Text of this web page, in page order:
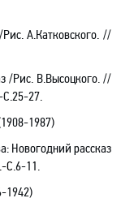
А.Катковского. //
/Рис. В.Высоцкого. //
27.
1987)
Новогодний рассказ
С.6-11.